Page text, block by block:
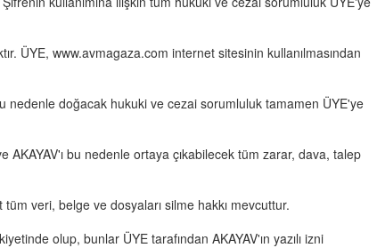
ÜYE, www.avmagaza.com internet sitesinin kullanılmasından
nedenle doğacak hukuki ve cezai sorumluluk tamamen ÜYE'ye
bu nedenle ortaya çıkabilecek tüm zarar, dava, talep
veri, belge ve dosyaları silme hakkı mevcuttur.
olup, bunlar ÜYE tarafından AKAYAV'ın yazılı izni